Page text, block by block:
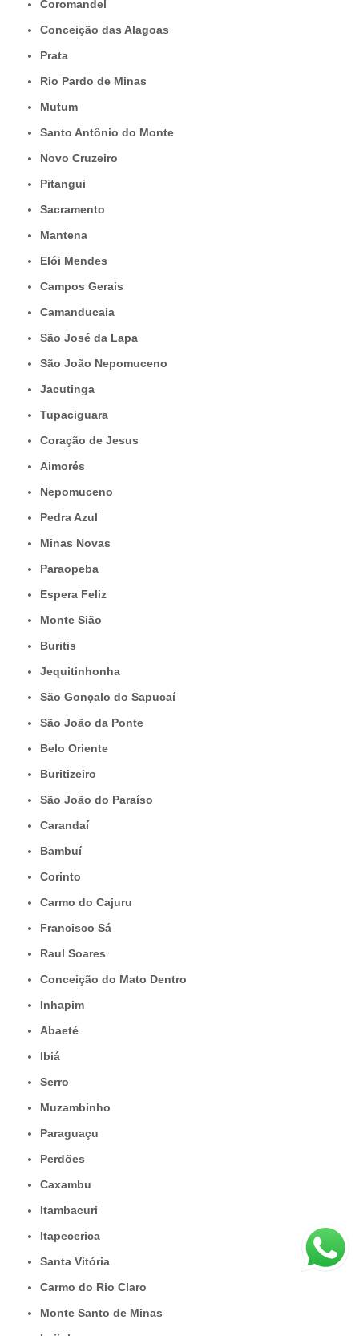
Coromandel
Conceição das Alagoas
Prata
Rio Pardo de Minas
Mutum
Santo Antônio do Monte
Novo Cruzeiro
Pitangui
Sacramento
Mantena
Elói Mendes
Campos Gerais
Camanducaia
São José da Lapa
São João Nepomuceno
Jacutinga
Tupaciguara
Coração de Jesus
Aimorés
Nepomuceno
Pedra Azul
Minas Novas
Paraopeba
Espera Feliz
Monte Sião
Buritis
Jequitinhonha
São Gonçalo do Sapucaí
São João da Ponte
Belo Oriente
Buritizeiro
São João do Paraíso
Carandaí
Bambuí
Corinto
Carmo do Cajuru
Francisco Sá
Raul Soares
Conceição do Mato Dentro
Inhapim
Abaeté
Ibiá
Serro
Muzambinho
Paraguaçu
Perdões
Caxambu
Itambacuri
Itapecerica
Santa Vitória
Carmo do Rio Claro
Monte Santo de Minas